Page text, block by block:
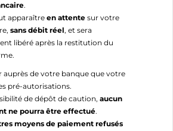
.
apparaîtreen attente sur votre
sans débit réel, et sera
libéré après la restitution du
auprès de votre banque que votre
pré-autorisations.
de dépôt de caution, aucun
ne pourra être effectué.
moyens de paiement refusés